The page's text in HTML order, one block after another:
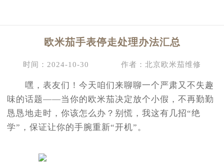
欧米茄手表停走处理办法汇总
时间：2024-10-30 作者：北京欧米茄维修
嘿，表友们！今天咱们来聊聊一个严肃又不失趣
味的话题——当你的欧米茄决定放个小假，不再勤勤
恳恳地走时，你该怎么办？别慌，我这有几招“绝
学”，保证让你的手腕重新“开机”。